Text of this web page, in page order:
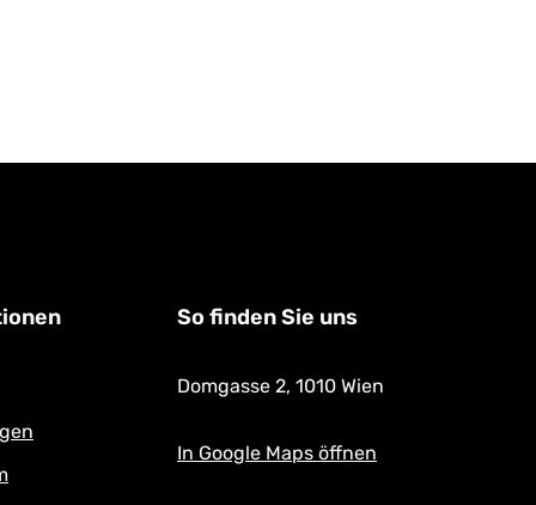
So finden Sie uns
Domgasse 2, 1010 Wien
In Google Maps öffnen